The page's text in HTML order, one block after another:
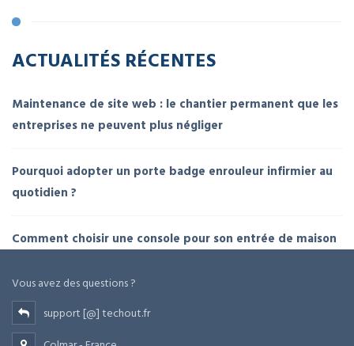
ACTUALITÉS RÉCENTES
Maintenance de site web : le chantier permanent que les
entreprises ne peuvent plus négliger
Pourquoi adopter un porte badge enrouleur infirmier au
quotidien ?
Comment choisir une console pour son entrée de maison
Vous avez des questions ?
support [@] techout.fr